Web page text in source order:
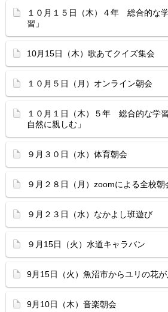
１０月１５日（木）４年 総合的な
習」
10月15日（木）歌あてクイズ集会
１０月５日（月）オンライン朝会
１０月１日（木）５年 総合的な学
自然に親しむ」
９月３０日（水）体育朝会
９月２８日（月）zoomによる全校朝
９月２３日（水）なかよし班遊び
９月15日（火）水道キャラバン
9月15日（火）魚沼市からユリの花が
9月10日（木）音楽朝会